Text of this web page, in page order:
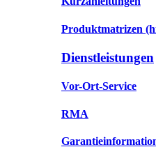
Produktmatrizen
Dienstleistungen
Vor-Ort-Service
RMA